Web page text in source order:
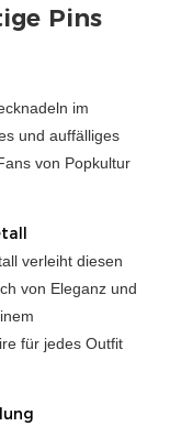
Pins
im
und auffälliges
von Popkultur
verleiht diesen
von Eleganz und
für jedes Outfit